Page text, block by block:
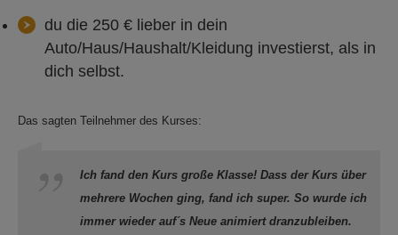
du die 250 € lieber in dein
Auto/Haus/Haushalt/Kleidung investierst, als in
dich selbst.
Das sagten Teilnehmer des Kurses:
Ich fand den Kurs große Klasse! Dass der Kurs über
mehrere Wochen ging, fand ich super. So wurde ich
immer wieder auf´s Neue animiert dranzubleiben.